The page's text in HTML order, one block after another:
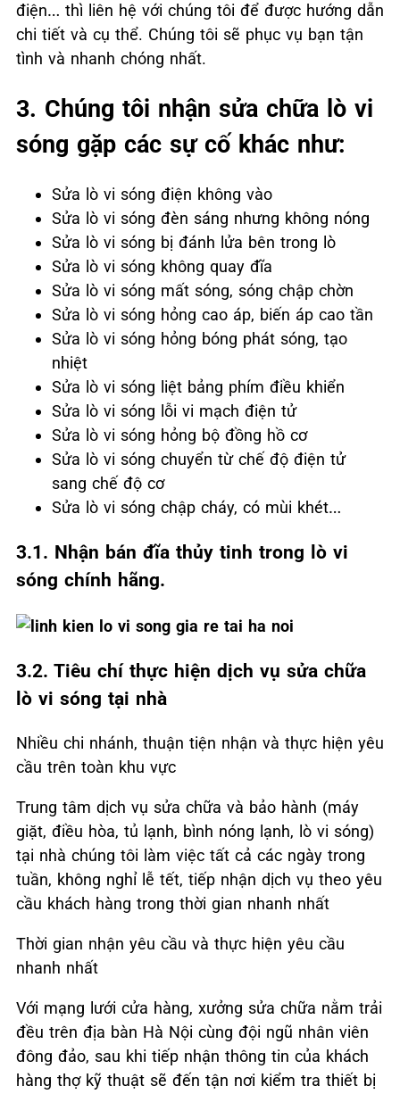
điện… thì liên hệ với chúng tôi để được hướng dẫn
chi tiết và cụ thể. Chúng tôi sẽ phục vụ bạn tận
tình và nhanh chóng nhất.
3. Chúng tôi nhận sửa chữa lò vi
sóng gặp các sự cố khác như:
Sửa lò vi sóng điện không vào
Sửa lò vi sóng đèn sáng nhưng không nóng
Sửa lò vi sóng bị đánh lửa bên trong lò
Sửa lò vi sóng không quay đĩa
Sửa lò vi sóng mất sóng, sóng chập chờn
Sửa lò vi sóng hỏng cao áp, biến áp cao tần
Sửa lò vi sóng hỏng bóng phát sóng, tạo
nhiệt
Sửa lò vi sóng liệt bảng phím điều khiển
Sửa lò vi sóng lỗi vi mạch điện tử
Sửa lò vi sóng hỏng bộ đồng hồ cơ
Sửa lò vi sóng chuyển từ chế độ điện tử
sang chế độ cơ
Sửa lò vi sóng chập cháy, có mùi khét…
3.1. Nhận bán đĩa thủy tinh trong lò vi
sóng chính hãng.
3.2. Tiêu chí thực hiện dịch vụ sửa chữa
lò vi sóng tại nhà
Nhiều chi nhánh, thuận tiện nhận và thực hiện yêu
cầu trên toàn khu vực
Trung tâm dịch vụ sửa chữa và bảo hành (máy
giặt, điều hòa, tủ lạnh, bình nóng lạnh, lò vi sóng)
tại nhà chúng tôi làm việc tất cả các ngày trong
tuần, không nghỉ lễ tết, tiếp nhận dịch vụ theo yêu
cầu khách hàng trong thời gian nhanh nhất
Thời gian nhận yêu cầu và thực hiện yêu cầu
nhanh nhất
Với mạng lưới cửa hàng, xưởng sửa chữa nằm trải
đều trên địa bàn Hà Nội cùng đội ngũ nhân viên
đông đảo, sau khi tiếp nhận thông tin của khách
hàng thợ kỹ thuật sẽ đến tận nơi kiểm tra thiết bị